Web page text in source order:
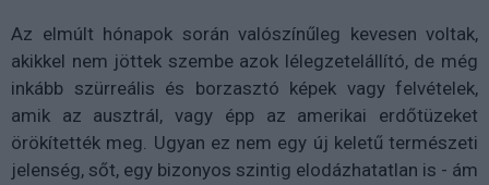
Az elmúlt hónapok során valószínűleg kevesen voltak,
akikkel nem jöttek szembe azok lélegzetelállító, de még
inkább szürreális és borzasztó képek vagy felvételek,
amik az ausztrál, vagy épp az amerikai erdőtüzeket
örökítették meg. Ugyan ez nem egy új keletű természeti
jelenség, sőt, egy bizonyos szintig elodázhatatlan is - ám